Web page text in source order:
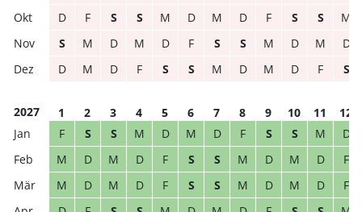
D
F S S M D M D F S S
M
S
M D M D F S S M D M
D
D
M D F S S M D M D F S
2027 1 2 3 4 5 6 7 8 9 10 11
12
F
S S M D M D F S S M
D
M
D M D F S S M D M D
F
M
D M D F S S M D M D
F